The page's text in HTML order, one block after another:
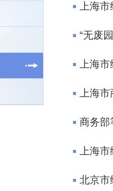
上海
“无废
上海
上海
商务部
上海
北京市